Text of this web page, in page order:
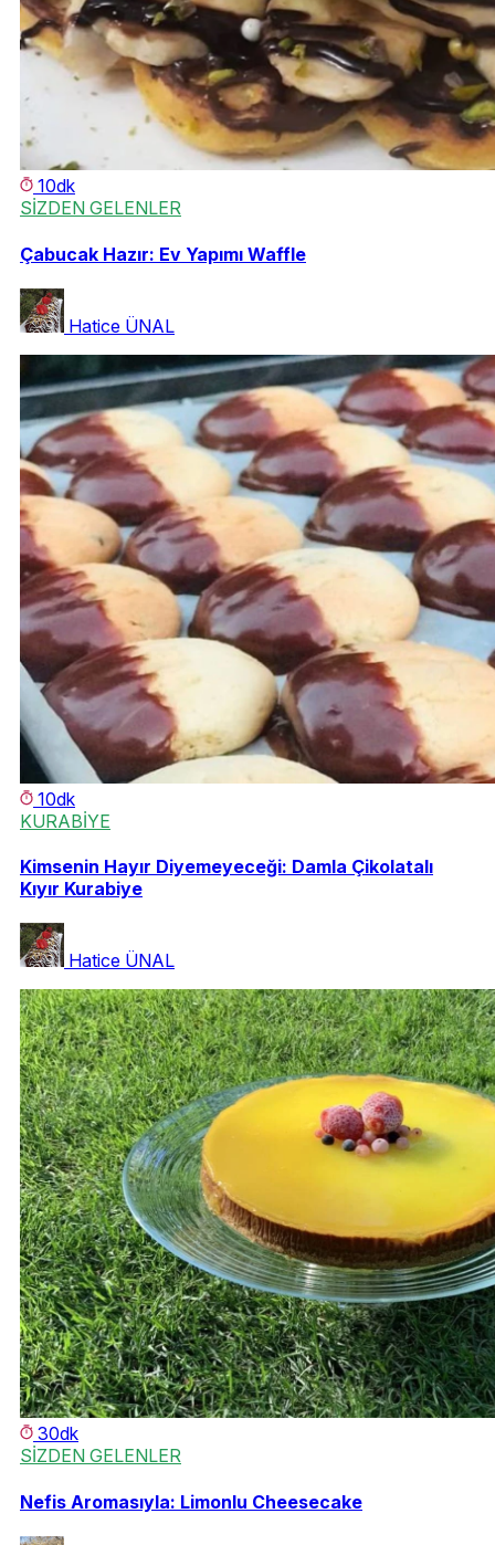
10dk
SİZDEN GELENLER
Çabucak Hazır: Ev Yapımı Waffle
Hatice ÜNAL
10dk
KURABİYE
Kimsenin Hayır Diyemeyeceği: Damla Çikolatalı
Kıyır Kurabiye
Hatice ÜNAL
30dk
SİZDEN GELENLER
Nefis Aromasıyla: Limonlu Cheesecake